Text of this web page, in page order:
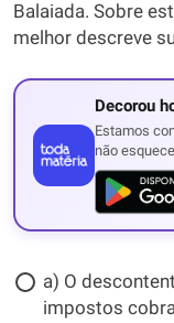
Balaiada. Sobre
melhor descreve
Decorou
Estamos
não
a) O
impostos